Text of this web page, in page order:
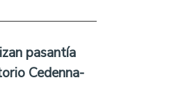
pasantía
Cedenna-